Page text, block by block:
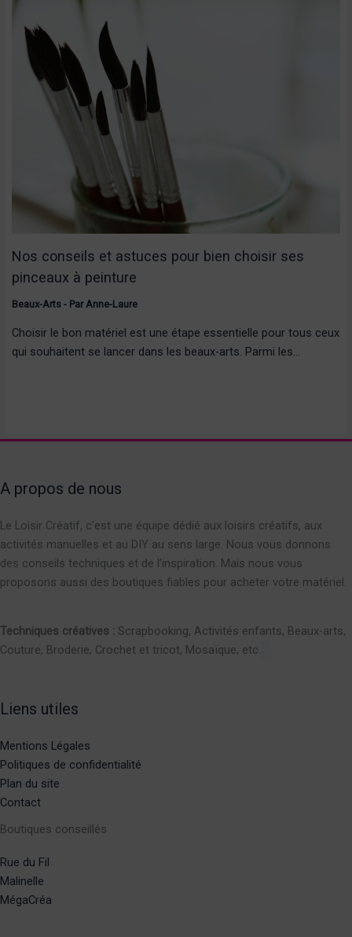
Nos conseils et astuces pour bien choisir ses
pinceaux à peinture
Beaux-Arts- Par Anne-Laure
Choisir le bon matériel est une étape essentielle pour tous ceux
qui souhaitent se lancer dans les beaux-arts. Parmi les…
A propos de nous
Le Loisir Créatif, c’est une équipe dédié aux loisirs créatifs, aux
activités manuelles et au DIY au sens large. Nous vous donnons
des conseils techniques et de l’inspiration. Mais nous vous
proposons aussi des boutiques fiables pour acheter votre matériel.
Techniques créatives : Scrapbooking, Activités enfants, Beaux-arts,
Couture, Broderie, Crochet et tricot, Mosaïque, etc.
Liens utiles
Mentions Légales
Politiques de confidentialité
Plan du site
Contact
Boutiques conseillés
Rue du Fil
Malinelle
MégaCréa